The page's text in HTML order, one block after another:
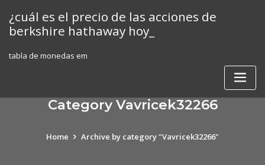
content
¿cuál es el precio de las acciones de
berkshire hathaway hoy_
tabla de monedas em
Category Vavricek32266
Home Archive by category "Vavricek32266"